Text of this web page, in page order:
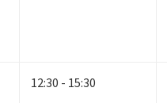
12:30 - 15:30